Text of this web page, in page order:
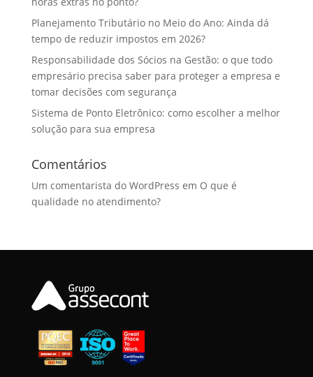
Planejamento Tributário no Meio do Ano: Ainda dá
tempo de reduzir impostos em 2026?
Responsabilidade dos Sócios na Gestão: o que todo
empresário precisa saber para proteger a empresa e
tomar decisões com segurança
Sistema de Ponto Eletrônico: como escolher a melhor
solução para sua empresa
Comentários
Um comentarista do WordPress em O que é
qualidade no atendimento?